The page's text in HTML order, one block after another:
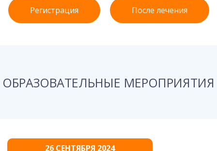
Регистрация После лечения
ОБРАЗОВАТЕЛЬНЫЕ МЕРОПРИЯТИЯ
26 СЕНТЯБРЯ 2024